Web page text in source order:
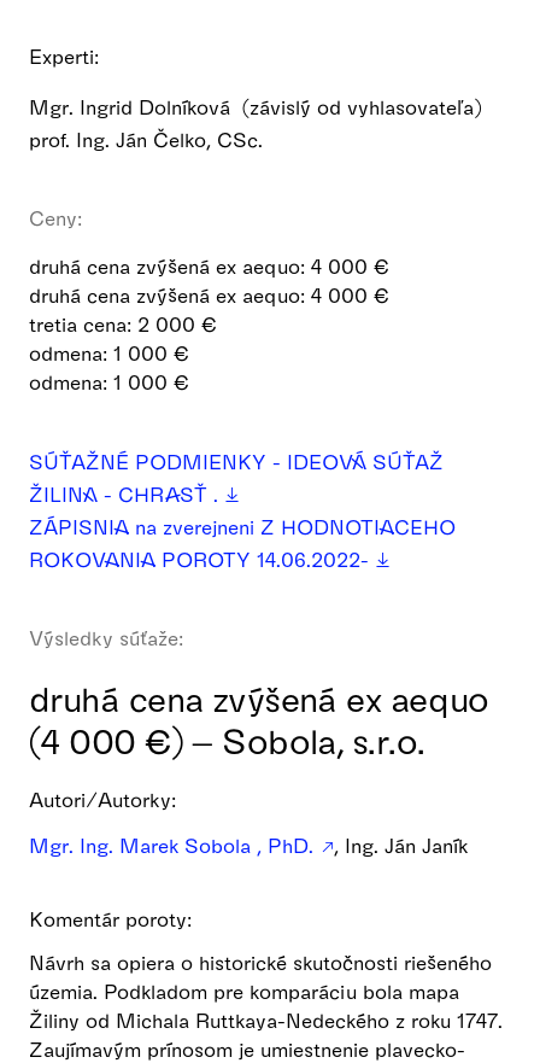
Experti:
Mgr. Ingrid Dolníková (závislý od vyhlasovateľa)
prof. Ing. Ján Čelko, CSc.
Ceny:
druhá cena zvýšená ex aequo: 4 000 €
druhá cena zvýšená ex aequo: 4 000 €
tretia cena: 2 000 €
odmena: 1 000 €
odmena: 1 000 €
SÚŤAŽNÉ PODMIENKY - IDEOVÁ SÚŤAŽ
ŽILINA - CHRASŤ .
ZÁPISNIA na zverejneni Z HODNOTIACEHO
ROKOVANIA POROTY 14.06.2022-
Výsledky súťaže:
druhá cena zvýšená ex aequo
(4 000 €) – Sobola, s.r.o.
Autori/Autorky:
Mgr. Ing. Marek Sobola , PhD.
, Ing. Ján Janík
Komentár poroty:
Návrh sa opiera o historické skutočnosti riešeného
územia. Podkladom pre komparáciu bola mapa
Žiliny od Michala Ruttkaya-Nedeckého z roku 1747.
Zaujímavým prínosom je umiestnenie plavecko-